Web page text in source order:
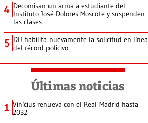
4 Decomisan un arma a estudiante del
Instituto José Dolores Moscote y suspenden
las clases
5 DIJ habilita nuevamente la solicitud en línea
del récord policivo
Últimas noticias
1 Vinícius renueva con el Real Madrid hasta
2032